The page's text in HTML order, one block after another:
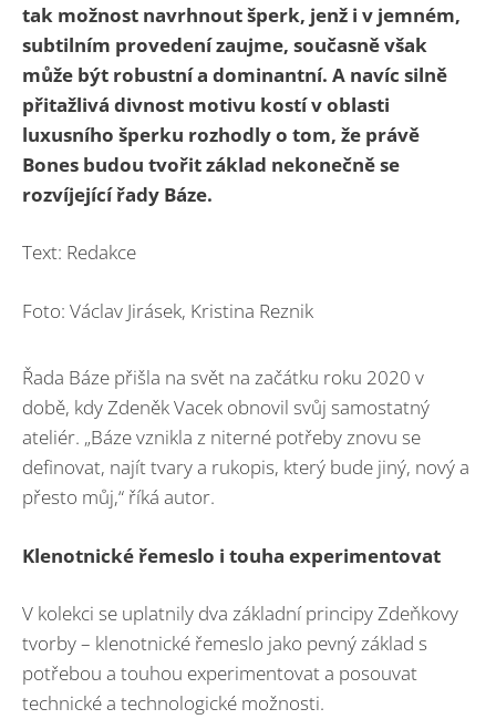
tak možnost navrhnout šperk, jenž i v jemném,
subtilním provedení zaujme, současně však
může být robustní a dominantní. A navíc silně
přitažlivá divnost motivu kostí v oblasti
luxusního šperku rozhodly o tom, že právě
Bones budou tvořit základ nekonečně se
rozvíjející řady Báze.
Text: Redakce
Foto: Václav Jirásek, Kristina Reznik
Řada Báze přišla na svět na začátku roku 2020 v
době, kdy Zdeněk Vacek obnovil svůj samostatný
ateliér. „Báze vznikla z niterné potřeby znovu se
definovat, najít tvary a rukopis, který bude jiný, nový a
přesto můj,“ říká autor.
Klenotnické řemeslo i touha experimentovat
V kolekci se uplatnily dva základní principy Zdeňkovy
tvorby – klenotnické řemeslo jako pevný základ s
potřebou a touhou experimentovat a posouvat
technické a technologické možnosti.